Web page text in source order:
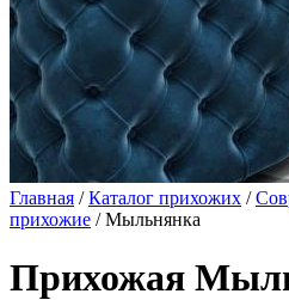
Главная /Каталог прихожих /
прихожие / Мыльнянка
Прихожая